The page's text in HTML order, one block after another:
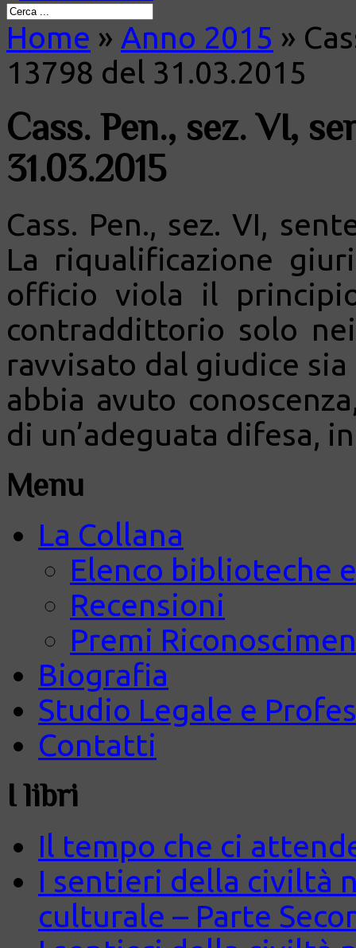
Home » Anno 2015 »
13798 del 31.03.2015
Cass. Pen., sez. VI,
31.03.2015
Cass. Pen., sez. VI,
La riqualificazione
officio viola il
contraddittorio solo
ravvisato dal giudice
abbia avuto
di un’adeguata difesa,
Menu
La Collana
Elenco biblioteche
Recensioni
Premi
Biografia
Studio Legale e
Contatti
I libri
Il tempo che ci
I sentieri della civiltà
culturale – Parte